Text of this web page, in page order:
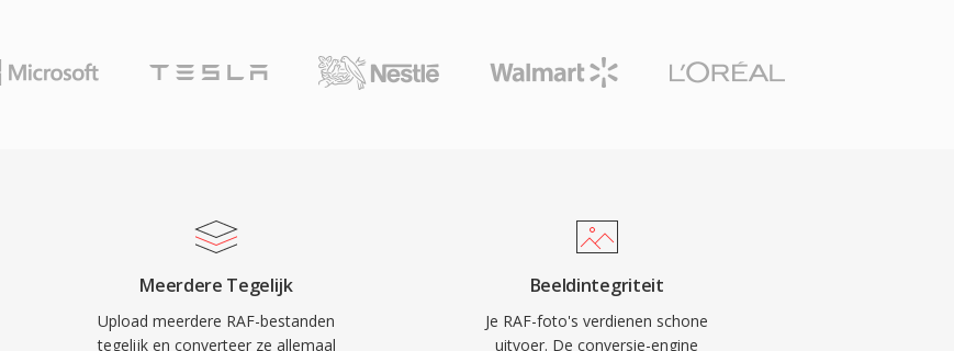
Meerdere Tegelijk
Upload meerdere RAF-bestanden
tegelijk en converteer ze allemaal
Beeldintegriteit
Je RAF-foto's verdienen schone
uitvoer. De conversie-engine